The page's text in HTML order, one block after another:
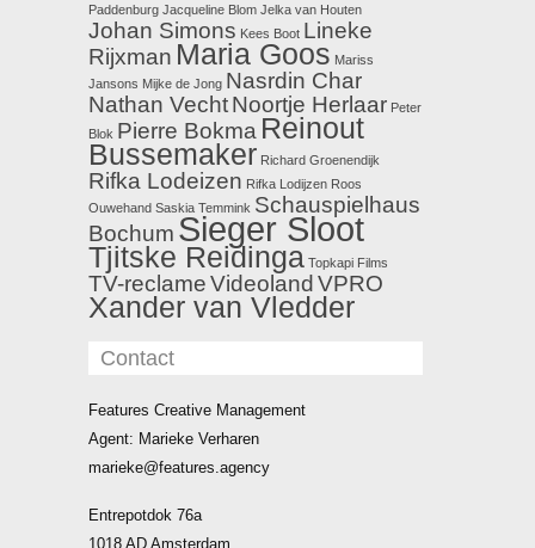
Paddenburg Jacqueline Blom Jelka van Houten
Johan Simons Kees Boot Lineke
Rijxman Maria Goos Mariss
Jansons Mijke de Jong Nasrdin Char
Nathan VechtNoortje Herlaar Peter
Blok Pierre Bokma Reinout
Bussemaker Richard Groenendijk
Rifka Lodeizen Rifka Lodijzen Roos
Ouwehand Saskia Temmink Schauspielhaus
Bochum Sieger Sloot
Tjitske Reidinga Topkapi Films
TV-reclameVideolandVPRO
Xander van Vledder
Contact
Features Creative Management
Agent: Marieke Verharen
marieke@features.agency
Entrepotdok 76a
1018 AD Amsterdam